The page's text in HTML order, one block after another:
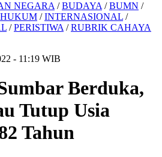
NEGARA /BUDAYA /BUMN /
HUKUM /INTERNASIONAL /
/PERISTIWA /RUBRIK CAHAYA
- 11:19 WIB
Berduka,
Tutup Usia
Tahun